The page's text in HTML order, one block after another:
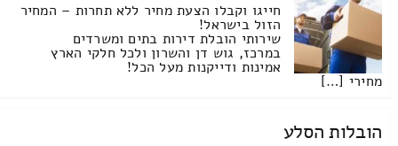
חייגו וקבלו הצעת מחיר ללא תחרות – המחיר
הזול בישראל!
שירותי הובלת דירות בתים ומשרדים
במרכז, גוש דן והשרון ולכל חלקי הארץ
אמינות ודייקנות מעל הכל!
מחירי […]
הובלות הסלע